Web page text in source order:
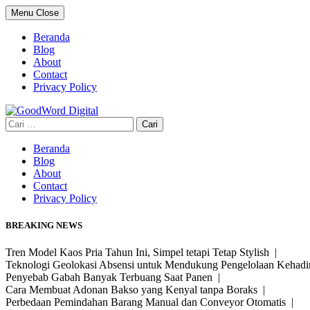
Skip
to
content
Menu Close
Beranda
Blog
About
Contact
Privacy Policy
Cari
untuk:
Beranda
Blog
About
Contact
Privacy Policy
BREAKING NEWS
Tren Model Kaos Pria Tahun Ini, Simpel tetapi Tetap Stylish |
Teknologi Geolokasi Absensi untuk Mendukung Pengelolaan
Penyebab Gabah Banyak Terbuang Saat Panen |
Cara Membuat Adonan Bakso yang Kenyal tanpa Boraks |
Perbedaan Pemindahan Barang Manual dan Conveyor Otomatis |